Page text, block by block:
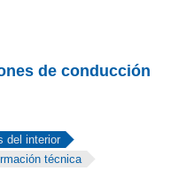
de conducción
del interior
técnica